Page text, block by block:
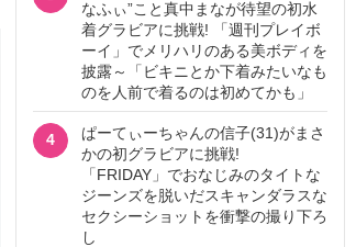
なふぃ”こと真中まなが待望の初水
着グラビアに挑戦! 「週刊プレイボ
ーイ」でメリハリのある美ボディを
披露～「ビキニとか下着みたいなも
のを人前で着るのは初めてかも」
4
ぱーてぃーちゃんの信子(31)がまさ
かの初グラビアに挑戦!
「FRIDAY」でおなじみのタイトな
ジーンズを脱いだスキャンダラスな
セクシーショットを衝撃の撮り下ろ
し